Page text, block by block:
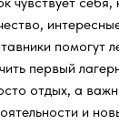
помогут
первый
отдых, а
и